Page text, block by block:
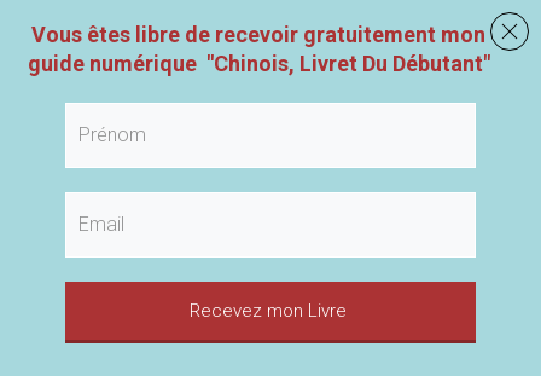
Vous êtes libre de recevoir gratuitement mon
guide numérique "Chinois, Livret Du Débutant"
Recevez mon Livre